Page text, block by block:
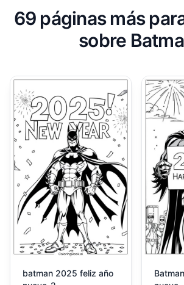
69 páginas más
sobre
batman 2025 feliz año